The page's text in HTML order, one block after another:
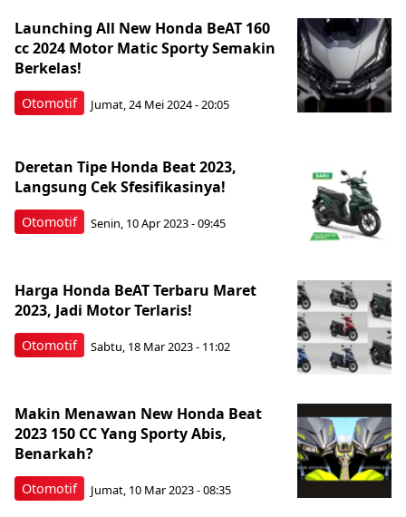
Otomotif
Launching All New Honda BeAT 160
cc 2024 Motor Matic Sporty Semakin
Berkelas!
Jumat, 24 Mei 2024 - 20:05
Otomotif
Deretan Tipe Honda Beat 2023,
Langsung Cek Sfesifikasinya!
Senin, 10 Apr 2023 - 09:45
Otomotif
Harga Honda BeAT Terbaru Maret
2023, Jadi Motor Terlaris!
Sabtu, 18 Mar 2023 - 11:02
Otomotif
Makin Menawan New Honda Beat
2023 150 CC Yang Sporty Abis,
Benarkah?
Jumat, 10 Mar 2023 - 08:35